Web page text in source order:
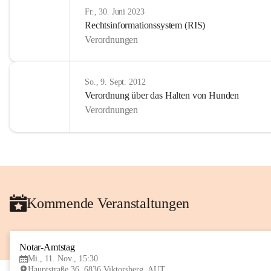
Fr., 30. Juni 2023
Rechtsinformationssystem (RIS)
Verordnungen
So., 9. Sept. 2012
Verordnung über das Halten von Hunden
Verordnungen
Kommende Veranstaltungen
Notar-Amtstag
Mi., 11. Nov., 15:30